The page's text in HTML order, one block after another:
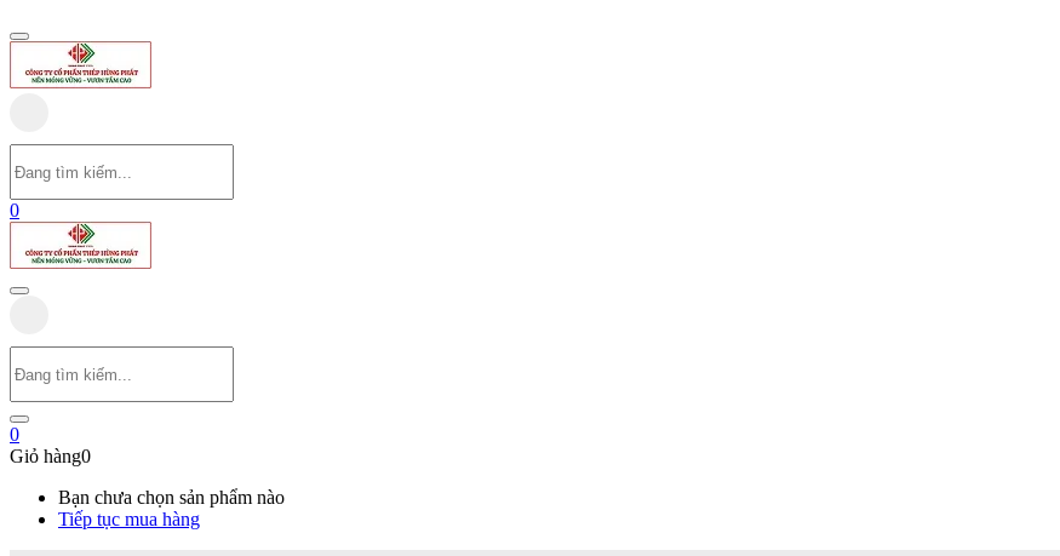
0
0
Giỏ hàng0
Bạn chưa chọn sản phẩm nào
Tiếp tục mua hàng